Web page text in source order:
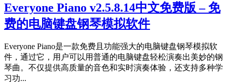
Everyone Piano v2.5.8.14中文免费版 – 免
费的电脑键盘钢琴模拟软件
Everyone Piano是一款免费且功能强大的电脑键盘钢琴模拟软
件，通过它，用户可以用普通的电脑键盘轻松演奏出美妙的钢
琴曲。不仅提供高质量的音色和实时演奏体验，还支持多种学
习功...